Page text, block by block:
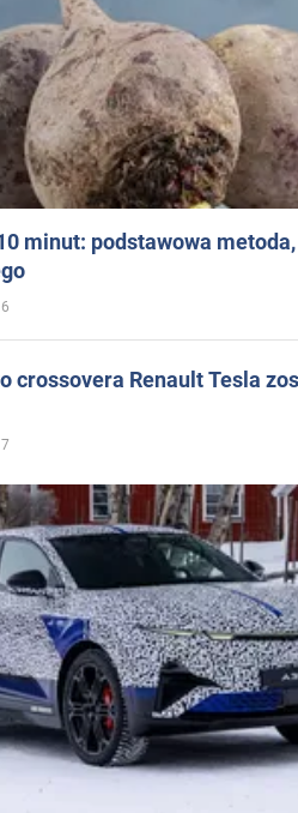
minut: podstawowa
6
crossovera Renault Tesla
7